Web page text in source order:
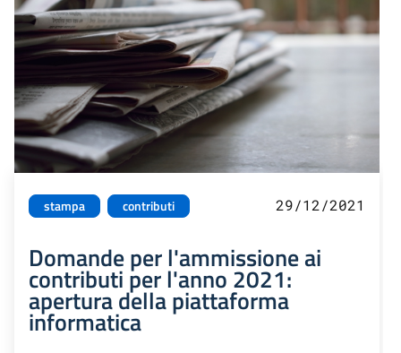
stampa contributi 29/12/2021
Domande per l'ammissione ai
contributi per l'anno 2021:
apertura della piattaforma
informatica